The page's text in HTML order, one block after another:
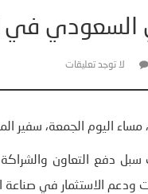
السعودي
لا توجد تعليقات
اليوم الجمعة، سفير
دفع التعاون
ودعم الاستثمار في صناعة